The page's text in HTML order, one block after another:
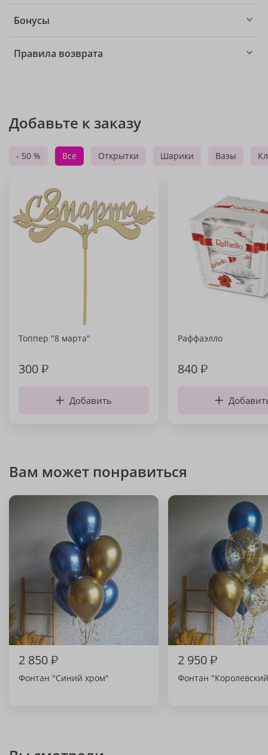
Бонусы
Правила возврата
Добавьте к заказу
- 50 % Все Открытки Шарики Вазы
Топпер "8 марта"
300₽
Добавить
Раффаэлло
840₽
Вам может понравиться
2 850₽
Фонтан "Синий хром"
2 950₽
Фонтан